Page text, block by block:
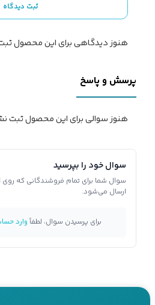
ثبت دیدگاه
هنوز دیدگاهی برای این محصول
پرسش و پاسخ
هنوز سوالی برای این محصول ثبت
سوال خود را بپرسید
ارسال می‌شود.
برای پرسیدن سوال، لطفاًوارد